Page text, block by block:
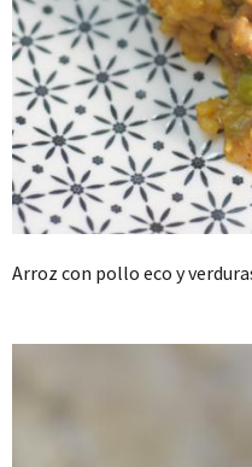
Arroz con pollo eco y